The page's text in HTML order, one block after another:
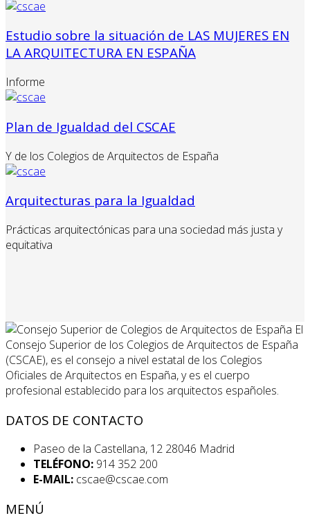
Estudio sobre la situación de LAS MUJERES EN
LA ARQUITECTURA EN ESPAÑA
Informe
Plan de Igualdad del CSCAE
Y de los Colegios de Arquitectos de España
Arquitecturas para la Igualdad
Prácticas arquitectónicas para una sociedad más justa y
equitativa
El
Consejo Superior de los Colegios de Arquitectos de España
(CSCAE), es el consejo a nivel estatal de los Colegios
Oficiales de Arquitectos en España, y es el cuerpo
profesional establecido para los arquitectos españoles.
DATOS DE CONTACTO
Paseo de la Castellana, 12 28046 Madrid
TELÉFONO: 914 352 200
E-MAIL: cscae@cscae.com
MENÚ